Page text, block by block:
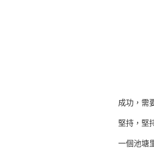
成功，需要
堅持，堅
一個池塘里